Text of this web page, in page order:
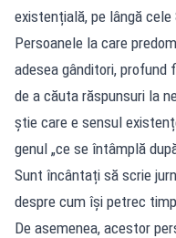
existențială, pe lângă
Persoanele la care
adesea gânditori,
de a căuta răspunsuri la
știe care e sensul
genul „ce se întâmplă
Sunt încântați să scrie
despre cum își petrec
De asemenea, acestor